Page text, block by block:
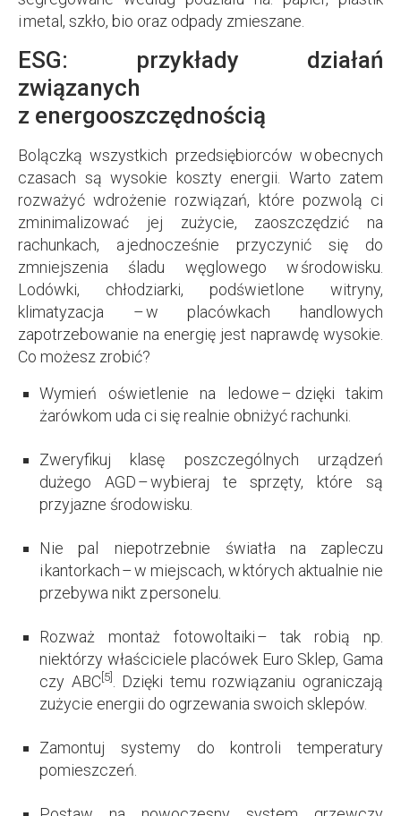
i metal, szkło, bio oraz odpady zmieszane.
ESG: przykłady działań
związanych
z energooszczędnością
Bolączką wszystkich przedsiębiorców w obecnych
czasach są wysokie koszty energii. Warto zatem
rozważyć wdrożenie rozwiązań, które pozwolą ci
zminimalizować jej zużycie, zaoszczędzić na
rachunkach, a jednocześnie przyczynić się do
zmniejszenia śladu węglowego w środowisku.
Lodówki, chłodziarki, podświetlone witryny,
klimatyzacja – w placówkach handlowych
zapotrzebowanie na energię jest naprawdę wysokie.
Co możesz zrobić?
Wymień oświetlenie na ledowe – dzięki takim
żarówkom uda ci się realnie obniżyć rachunki.
Zweryfikuj klasę poszczególnych urządzeń
dużego AGD – wybieraj te sprzęty, które są
przyjazne środowisku.
Nie pal niepotrzebnie światła na zapleczu
i kantorkach – w miejscach, w których aktualnie nie
przebywa nikt z personelu.
Rozważ montaż fotowoltaiki – tak robią np.
niektórzy właściciele placówek Euro Sklep, Gama
czy ABC[5]
. Dzięki temu rozwiązaniu ograniczają
zużycie energii do ogrzewania swoich sklepów.
Zamontuj systemy do kontroli temperatury
pomieszczeń.